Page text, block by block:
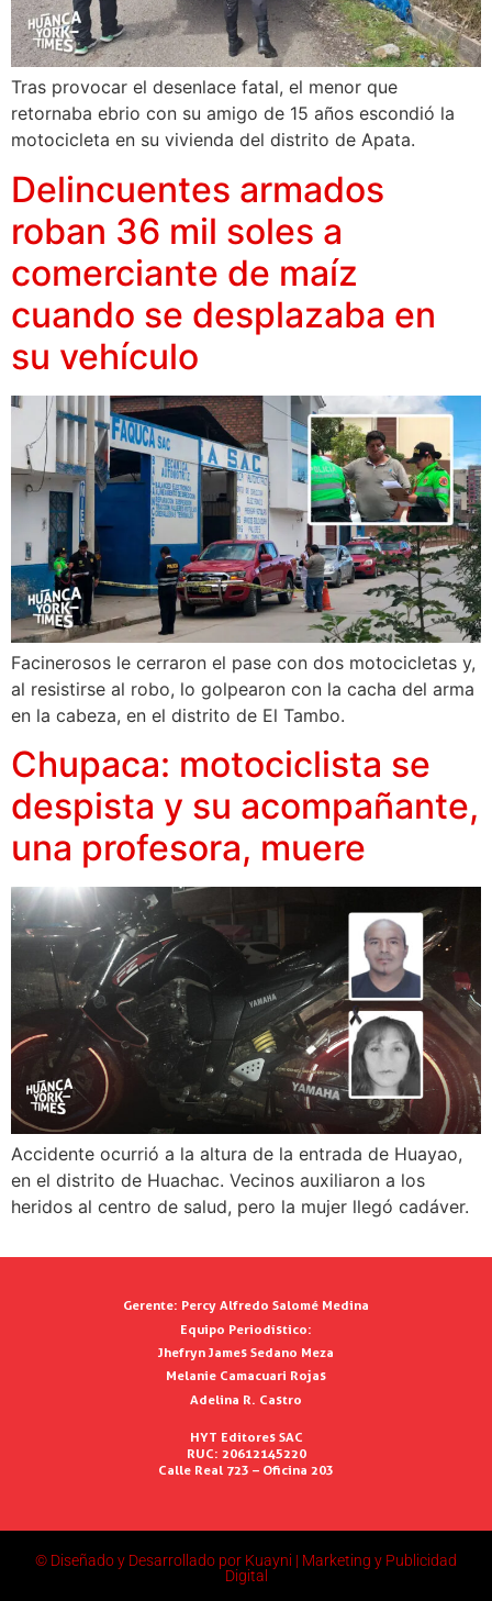
Tras provocar el desenlace fatal, el menor que
retornaba ebrio con su amigo de 15 años escondió la
motocicleta en su vivienda del distrito de Apata.
Delincuentes armados
roban 36 mil soles a
comerciante de maíz
cuando se desplazaba en
su vehículo
Facinerosos le cerraron el pase con dos motocicletas y,
al resistirse al robo, lo golpearon con la cacha del arma
en la cabeza, en el distrito de El Tambo.
Chupaca: motociclista se
despista y su acompañante,
una profesora, muere
Accidente ocurrió a la altura de la entrada de Huayao,
en el distrito de Huachac. Vecinos auxiliaron a los
heridos al centro de salud, pero la mujer llegó cadáver.
Gerente: Percy Alfredo Salomé Medina
Equipo Periodístico:
Jhefryn James Sedano Meza
Melanie Camacuari Rojas
Adelina R. Castro
HYT Editores SAC
RUC: 20612145220
Calle Real 723 – Oficina 203
© Diseñado y Desarrollado por Kuayni | Marketing y Publicidad
Digital